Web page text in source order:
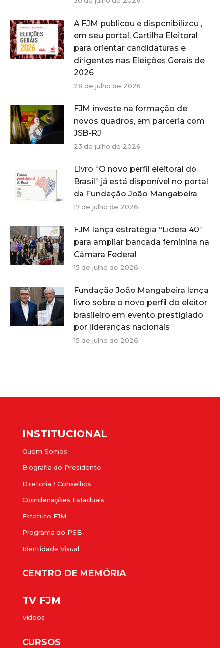
A FJM publicou e disponibilizou ,
em seu portal, Cartilha Eleitoral
para orientar candidaturas e
dirigentes nas Eleições Gerais de
2026
28 de julho de 2026
FJM investe na formação de
novos quadros, em parceria com
JSB-RJ
23 de julho de 2026
Livro “O novo perfil eleitoral do
Brasil” já está disponível no portal
da Fundação João Mangabeira
17 de julho de 2026
FJM lança estratégia “Lidera 40”
para ampliar bancada feminina na
Câmara Federal
15 de julho de 2026
Fundação João Mangabeira lança
livro sobre o novo perfil do eleitor
brasileiro em evento prestigiado
por lideranças nacionais
15 de julho de 2026
INSTITUCIONAL
Quem Somos
Biografia do Presidente
Diretoria / Conselhos
Coordenações Estaduais
Estatuto FJM
Programa do PSB
Identidade Visual
CENTRO DE MEMÓRIA
TV FJM
Vídeos
CURSOS